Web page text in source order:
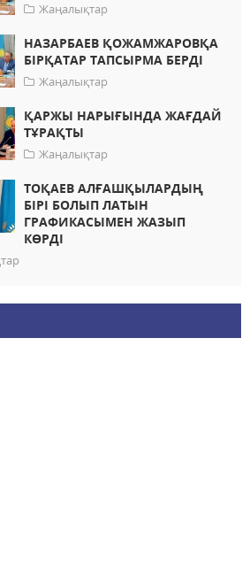
Жаңалықтар
НАЗАРБАЕВ ҚОЖАМЖАРОВҚА
БІРҚАТАР ТАПСЫРМА БЕРДІ
Жаңалықтар
ҚАРЖЫ НАРЫҒЫНДА ЖАҒДАЙ
ТҰРАҚТЫ
Жаңалықтар
ТОҚАЕВ АЛҒАШҚЫЛАРДЫҢ
БІРІ БОЛЫП ЛАТЫН
ГРАФИКАСЫМЕН ЖАЗЫП
КӨРДІ